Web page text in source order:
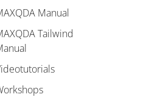
Manual
Tailwind